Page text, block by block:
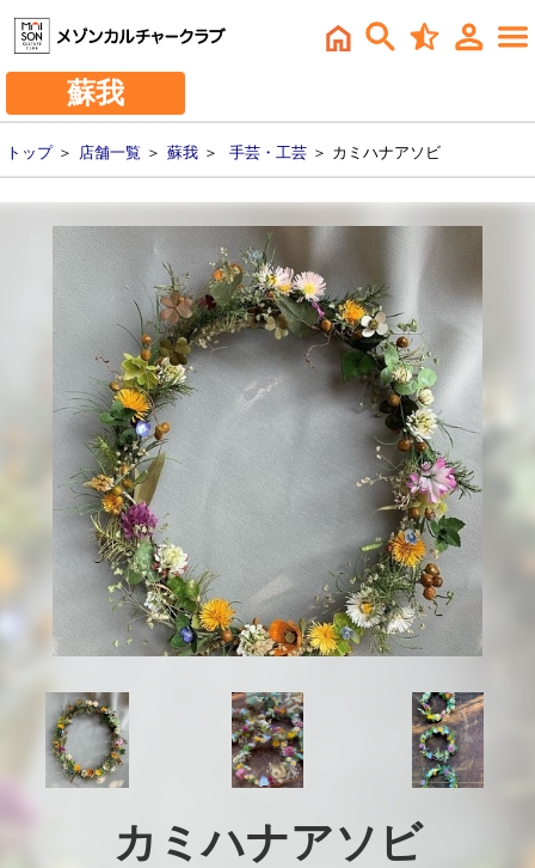
蘇我
トップ＞ 店舗一覧 ＞ 蘇我 ＞ 手芸・工芸 ＞ カミハナアソビ
カミハナアソビ